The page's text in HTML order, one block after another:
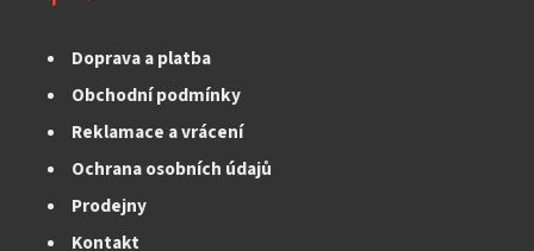
Doprava a platba
Obchodní podmínky
Reklamace a vrácení
Ochrana osobních údajů
Prodejny
Kontakt